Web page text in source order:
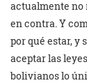
actualmente no
en contra. Y
por qué estar, y
aceptar las
bolivianos lo